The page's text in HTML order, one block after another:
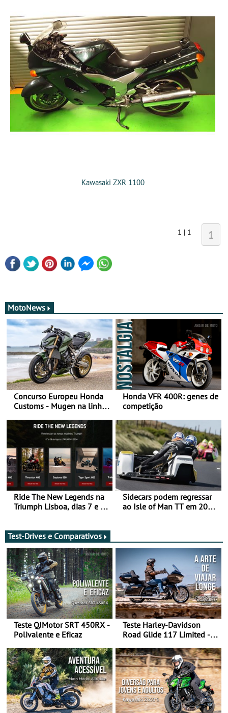
Kawasaki ZXR 1100
1 | 1 1
MotoNews
Concurso Europeu Honda
Customs - Mugen na linha
ganhar
Honda VFR 400R: genes de
competição
Ride The New Legends na
Triumph Lisboa, dias 7 e 8
Sidecars podem regressar
ao Isle of Man TT em 2027
Test-Drives e Comparativos
Teste QJMotor SRT 450RX -
Polivalente e Eficaz
Teste Harley-Davidson
Road Glide 117 Limited - A